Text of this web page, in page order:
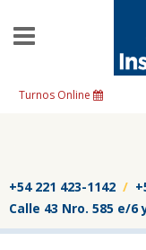
Turnos Online
+54 221 423-1142 /
Calle 43 Nro. 585 e/6